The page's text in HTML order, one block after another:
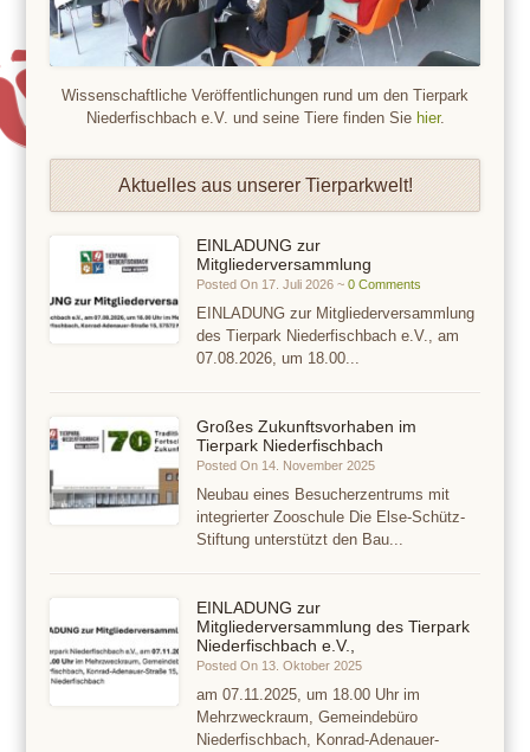
Wissenschaftliche Veröffentlichungen rund um den Tierpark
Niederfischbach e.V. und seine Tiere finden Sie hier.
Aktuelles aus unserer Tierparkwelt!
EINLADUNG zur
Mitgliederversammlung
Posted On 17. Juli 2026 ~ 0 Comments
EINLADUNG zur Mitgliederversammlung
des Tierpark Niederfischbach e.V., am
07.08.2026, um 18.00...
Großes Zukunftsvorhaben im
Tierpark Niederfischbach
Posted On 14. November 2025
Neubau eines Besucherzentrums mit
integrierter Zooschule Die Else-Schütz-
Stiftung unterstützt den Bau...
EINLADUNG zur
Mitgliederversammlung des Tierpark
Niederfischbach e.V.,
Posted On 13. Oktober 2025
am 07.11.2025, um 18.00 Uhr im
Mehrzweckraum, Gemeindebüro
Niederfischbach, Konrad-Adenauer-